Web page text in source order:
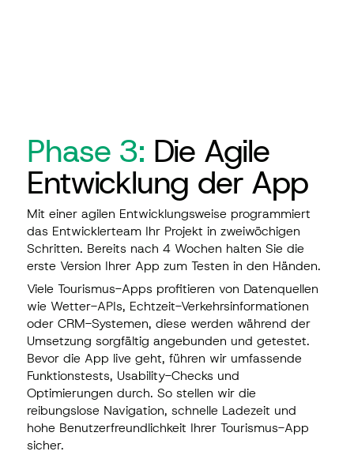
Phase 3: Die Agile
Entwicklung der App
Mit einer agilen Entwicklungsweise programmiert
das Entwicklerteam Ihr Projekt in zweiwöchigen
Schritten. Bereits nach 4 Wochen halten Sie die
erste Version Ihrer App zum Testen in den Händen.
Viele Tourismus-Apps profitieren von Datenquellen
wie Wetter-APIs, Echtzeit-Verkehrsinformationen
oder CRM-Systemen, diese werden während der
Umsetzung sorgfältig angebunden und getestet.
Bevor die App live geht, führen wir umfassende
Funktionstests, Usability-Checks und
Optimierungen durch. So stellen wir die
reibungslose Navigation, schnelle Ladezeit und
hohe Benutzerfreundlichkeit Ihrer Tourismus-App
sicher.